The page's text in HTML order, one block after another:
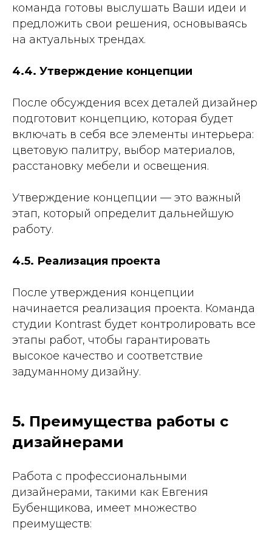
команда готовы выслушать Ваши идеи и
предложить свои решения, основываясь
на актуальных трендах.
4.4. Утверждение концепции
После обсуждения всех деталей дизайнер
подготовит концепцию, которая будет
включать в себя все элементы интерьера:
цветовую палитру, выбор материалов,
расстановку мебели и освещения.
Утверждение концепции — это важный
этап, который определит дальнейшую
работу.
4.5. Реализация проекта
После утверждения концепции
начинается реализация проекта. Команда
студии Kontrast будет контролировать все
этапы работ, чтобы гарантировать
высокое качество и соответствие
задуманному дизайну.
5. Преимущества работы с
дизайнерами
Работа с профессиональными
дизайнерами, такими как Евгения
Бубенщикова, имеет множество
преимуществ: